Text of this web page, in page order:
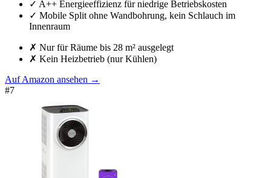
✓ A++ Energieeffizienz für niedrige Betriebskosten
✓ Mobile Split ohne Wandbohrung, kein Schlauch im
Innenraum
✗ Nur für Räume bis 28 m² ausgelegt
✗ Kein Heizbetrieb (nur Kühlen)
Auf Amazon ansehen →
#7